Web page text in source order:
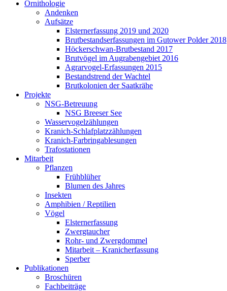
Ornithologie
Andenken
Aufsätze
Elsternerfassung 2019 und 2020
Brutbestandserfassungen im Gutower Polder 2018
Höckerschwan-Brutbestand 2017
Brutvögel im Augrabengebiet 2016
Agrarvogel-Erfassungen 2015
Bestandstrend der Wachtel
Brutkolonien der Saatkrähe
Projekte
NSG-Betreuung
NSG Breeser See
Wasservogelzählungen
Kranich-Schlafplatzzählungen
Kranich-Farbringablesungen
Trafostationen
Mitarbeit
Pflanzen
Frühblüher
Blumen des Jahres
Insekten
Amphibien / Reptilien
Vögel
Elsternerfassung
Zwergtaucher
Rohr- und Zwergdommel
Mitarbeit – Kranicherfassung
Sperber
Publikationen
Broschüren
Fachbeiträge